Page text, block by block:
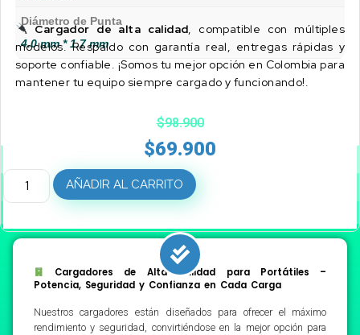
Diámetro de Punta
4.0 mm * 1.7 mm
Cargador de alta calidad , compatible con múltiples
modelos. Respaldo con garantía real, entregas rápidas y
soporte confiable. ¡Somos tu mejor opción en Colombia para
mantener tu equipo siempre cargado y funcionando!.
$98.900
$69.900
AÑADIR AL CARRITO
Cargadores de Alta Calidad para Portátiles –
Potencia, Seguridad y Confianza en Cada Carga
Nuestros cargadores están diseñados para ofrecer el máximo
rendimiento y seguridad, convirtiéndose en la mejor opción para